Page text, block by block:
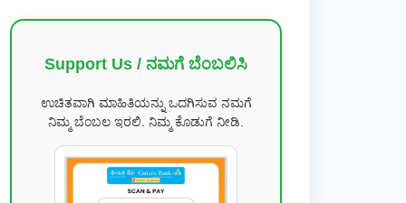
Support Us / ನಮಗೆ ಬೆಂಬಲಿಸಿ
ಉಚಿತವಾಗಿ ಮಾಹಿತಿಯನ್ನು ಒದಗಿಸುವ ನಮಗೆ
ನಿಮ್ಮ ಬೆಂಬಲ ಇರಲಿ. ನಿಮ್ಮ ಕೊಡುಗೆ ನೀಡಿ.